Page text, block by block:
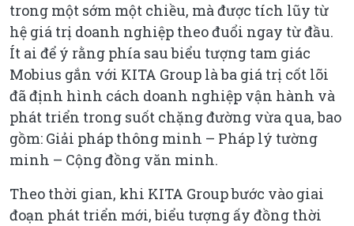
trong một sớm một chiều, mà được tích lũy từ
hệ giá trị doanh nghiệp theo đuổi ngay từ đầu.
Ít ai để ý rằng phía sau biểu tượng tam giác
Mobius gắn với KITA Group là ba giá trị cốt lõi
đã định hình cách doanh nghiệp vận hành và
phát triển trong suốt chặng đường vừa qua, bao
gồm: Giải pháp thông minh – Pháp lý tường
minh – Cộng đồng văn minh.
Theo thời gian, khi KITA Group bước vào giai
đoạn phát triển mới, biểu tượng ấy đồng thời